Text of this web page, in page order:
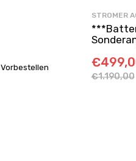
Vorbestellen
STROMER
€1.190,00